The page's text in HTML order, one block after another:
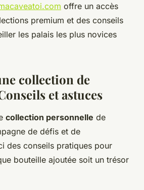
offre un accès
premium et des conseils
les palais les plus novices
collection de
et astuces
collection personnelle de
de défis et de
des conseils pratiques pour
bouteille ajoutée soit un trésor